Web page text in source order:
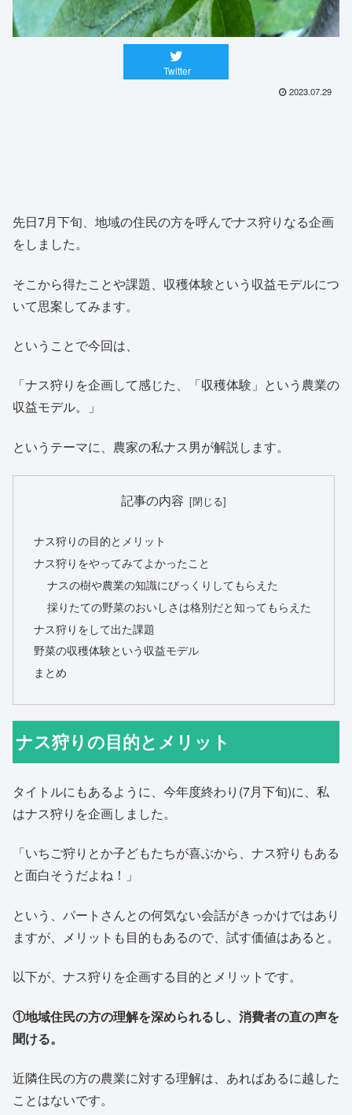
Twitter
2023.07.29
先日7月下旬、地域の住民の方を呼んでナス狩りなる企画
をしました。
そこから得たことや課題、収穫体験という収益モデルにつ
いて思案してみます。
ということで今回は、
「ナス狩りを企画して感じた、「収穫体験」という農業の
収益モデル。」
というテーマに、農家の私ナス男が解説します。
記事の内容
ナス狩りの目的とメリット
ナス狩りをやってみてよかったこと
ナスの樹や農業の知識にびっくりしてもらえた
採りたての野菜のおいしさは格別だと知ってもらえた
ナス狩りをして出た課題
野菜の収穫体験という収益モデル
まとめ
ナス狩りの目的とメリット
タイトルにもあるように、今年度終わり(7月下旬)に、私
はナス狩りを企画しました。
「いちご狩りとか子どもたちが喜ぶから、ナス狩りもある
と面白そうだよね！」
という、パートさんとの何気ない会話がきっかけではあり
ますが、メリットも目的もあるので、試す価値はあると。
以下が、ナス狩りを企画する目的とメリットです。
①地域住民の方の理解を深められるし、消費者の直の声を
聞ける。
近隣住民の方の農業に対する理解は、あればあるに越した
ことはないです。